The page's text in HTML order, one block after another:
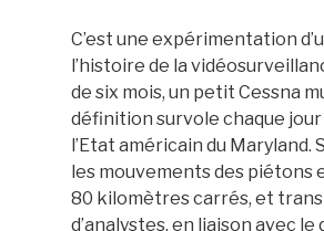
C’est une expérimentation
l’histoire de la
de six mois, un petit Cessna
définition survole chaque
l’Etat américain du
les mouvements des piétons
80 kilomètres carrés, et
d’analystes, en liaison avec